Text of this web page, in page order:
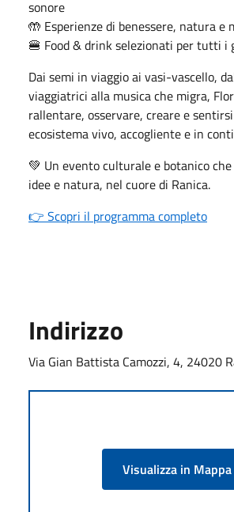
sonore
🤲 Esperienze di benessere, natura e
🍔 Food & drink selezionati per tutti i
Dai semi in viaggio ai vasi-vascello,
viaggiatrici alla musica che migra,
rallentare, osservare, creare e
ecosistema vivo, accogliente e in
💚 Un evento culturale e botanico
idee e natura, nel cuore di Ranica.
👉 Scopri il programma completo
Indirizzo
Via Gian Battista Camozzi, 4, 24020
Visualizza in Mappa